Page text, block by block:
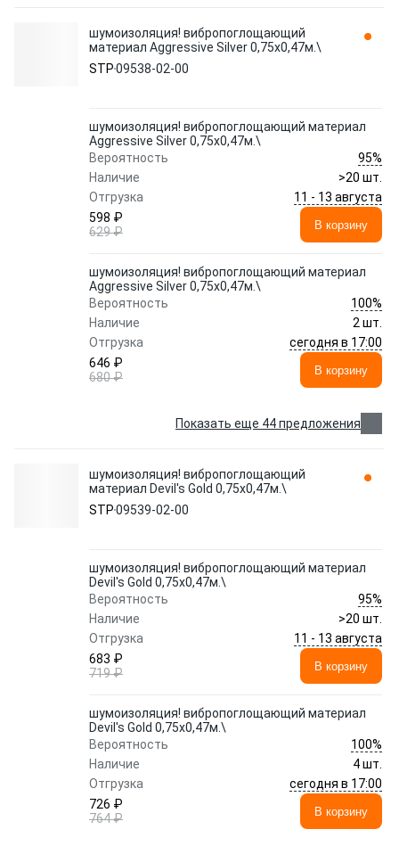
шумоизоляция! вибропоглощающий
материал Aggressive Silver 0,75x0,47м.\
STP09538-02-00
шумоизоляция! вибропоглощающий материал
Aggressive Silver 0,75x0,47м.\
Вероятность
95%
Наличие
>20 шт.
Отгрузка
11 - 13 августа
598 ₽
629 ₽
В корзину
шумоизоляция! вибропоглощающий материал
Aggressive Silver 0,75x0,47м.\
Вероятность
100%
Наличие
2 шт.
Отгрузка
сегодня в 17:00
646 ₽
680 ₽
В корзину
Показать еще 44 предложения
шумоизоляция! вибропоглощающий
материал Devil's Gold 0,75x0,47м.\
STP09539-02-00
шумоизоляция! вибропоглощающий материал
Devil's Gold 0,75x0,47м.\
Вероятность
95%
Наличие
>20 шт.
Отгрузка
11 - 13 августа
683 ₽
719 ₽
В корзину
шумоизоляция! вибропоглощающий материал
Devil's Gold 0,75x0,47м.\
Вероятность
100%
Наличие
4 шт.
Отгрузка
сегодня в 17:00
726 ₽
764 ₽
В корзину